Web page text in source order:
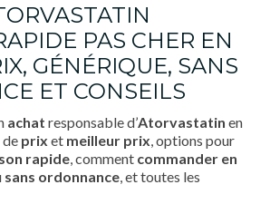
PAS CHER EN
GÉNÉRIQUE, SANS
ET CONSEILS
achat responsable d’Atorvastatin en
de prix et meilleur prix, options pour
rapide, comment commander en
sans ordonnance, et toutes les